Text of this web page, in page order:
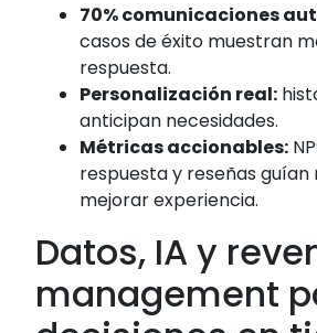
70% comunicaciones
casos de éxito muestran
respuesta.
Personalización real:
anticipan necesidades.
Métricas accionables:
respuesta y reseñas
mejorar experiencia.
Datos, IA y
management